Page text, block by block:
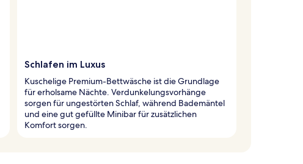
Schlafen im Luxus
Kuschelige Premium-Bettwäsche ist die Grundlage
für erholsame Nächte. Verdunkelungsvorhänge
sorgen für ungestörten Schlaf, während Bademäntel
und eine gut gefüllte Minibar für zusätzlichen
Komfort sorgen.